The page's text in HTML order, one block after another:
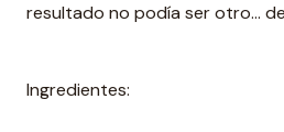
resultado no podía ser otro…
Ingredientes: